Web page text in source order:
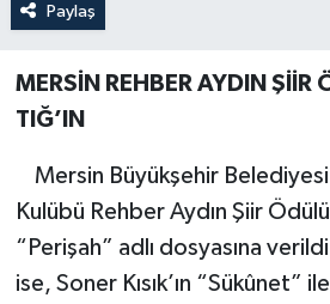
Paylaş
MERSİN REHBER AYDIN ŞİİR
TIĞ’IN
Mersin Büyükşehir
Kulübü Rehber Aydın Şiir Ödülü
“Perişah” adlı dosyasına
ise, Soner Kısık’ın “Sükûnet”
Dergim
Ulusal